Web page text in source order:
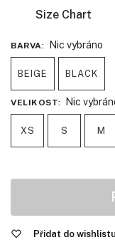
Size Chart
BARVA: Nic vybráno
BEIGE BLACK
VELIKOST: Nic
XS S M
Přidat do wishlistu